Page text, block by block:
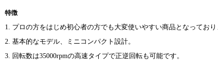
特徴
1. プロの方をはじめ初心者の方でも大変使いやすい商品となってお
2. 基本的なモデル、ミニコンパクト設計。
3. 回転数は35000rpmの高速タイプで正逆回転も可能です。